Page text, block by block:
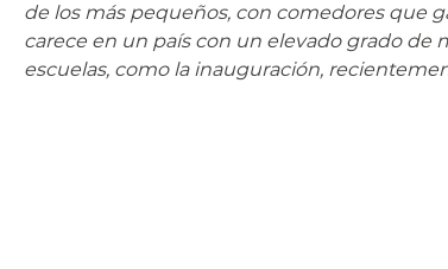
de los más pequeños, con comedores que
carece en un país con un elevado grado de
escuelas, como la inauguración,